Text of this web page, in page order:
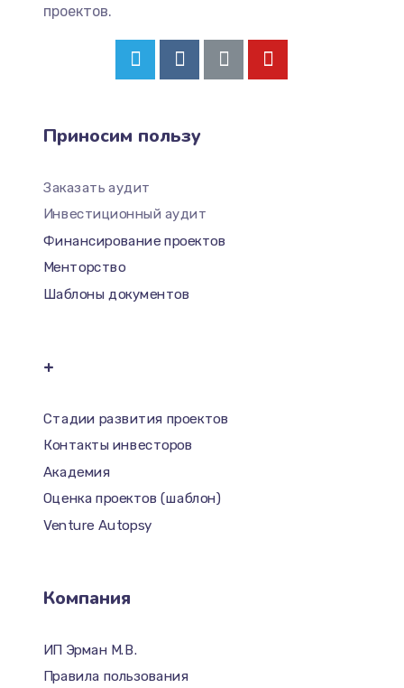
проектов.
Приносим пользу
Заказать аудит
Инвестиционный аудит
Финансирование проектов
Менторство
Шаблоны документов
+
Стадии развития проектов
Контакты инвесторов
Академия
Оценка проектов (шаблон)
Venture Autopsy
Компания
ИП Эрман М.В.
Правила пользования